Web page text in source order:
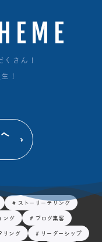
さん！
！
ストーリーテリング
ング
ブログ集客
リング
リーダーシップ